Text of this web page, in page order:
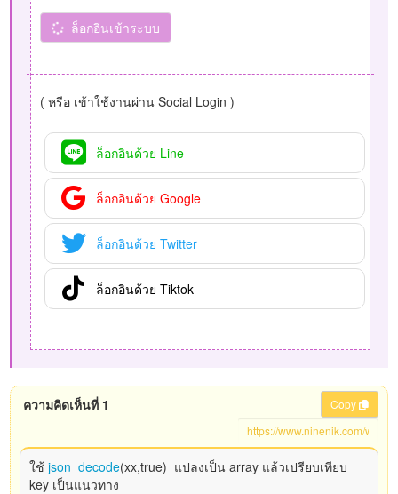
ล็อกอินเข้าระบบ
( หรือ เข้าใช้งานผ่าน Social Login )
ล็อกอินด้วย Line
ล็อกอินด้วย Google
ล็อกอินด้วย Twitter
ล็อกอินด้วย Tiktok
ความคิดเห็นที่ 1 Copy
ใช้json_decode(xx,true) แปลงเป็น array แล้วเปรียบเทียบ
key เป็นแนวทาง